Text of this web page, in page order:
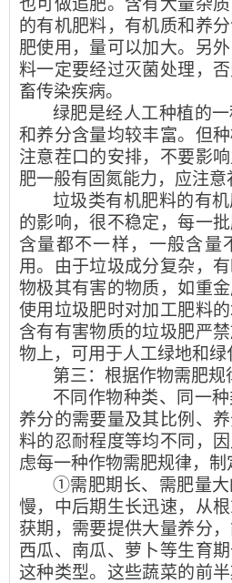
的有机肥料，有机质和养
肥使用，量可以加大。另
料一定要经过灭菌处理，否
畜传染疾病。
绿肥是经人工种植的
和养分含量均较丰富。但
注意茬口的安排，不要影
肥一般有固氮能力，应注意
垃圾类有机肥料的有
的影响，很不稳定，每一
含量都不一样，一般含量
用。由于垃圾成分复杂，
物极其有害的物质，如重金
使用垃圾肥时对加工肥料的
含有有害物质的垃圾肥严
物上，可用于人工绿地和绿
第三：根据作物需肥规
不同作物种类、同一
养分的需要量及其比例、
料的忍耐程度等均不同，
虑每一种作物需肥规律，制
①需肥期长、需肥量
慢，中后期生长迅速，从
获期，需要提供大量养分，
西瓜、南瓜、萝卜等生育
这种类型。这些蔬菜的前